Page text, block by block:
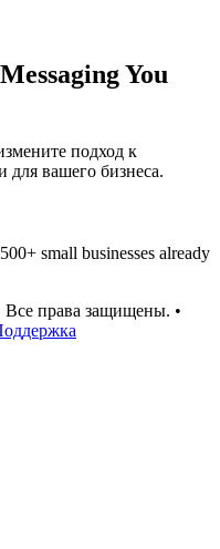
You
подход к
для вашего бизнеса.
small businesses already
права защищены. •